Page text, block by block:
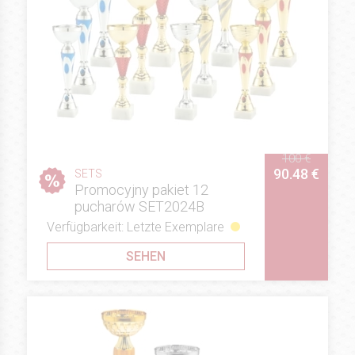
SETS
Promocyjny pakiet 12
pucharów SET2024B
100 €
90.48 €
Verfügbarkeit: Letzte Exemplare
SEHEN